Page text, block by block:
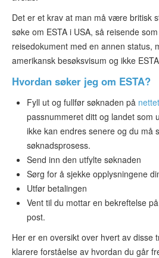
Det er et krav at man må være britisk
søke om ESTA i USA, så reisende
reisedokument med en annen status,
amerikansk besøksvisum og ikke
Hvordan søker jeg om ESTA?
Fyll ut og fullfør søknaden på nettet
passnummeret ditt og landet som
ikke kan endres senere og du må
søknadsprosess.
Send inn den utfylte søknaden
Sørg for å sjekke opplysningene
Utfør betalingen
Vent til du mottar en bekreftelse på
post.
Her er en oversikt over hvert av disse
klarere forståelse av hvordan du går